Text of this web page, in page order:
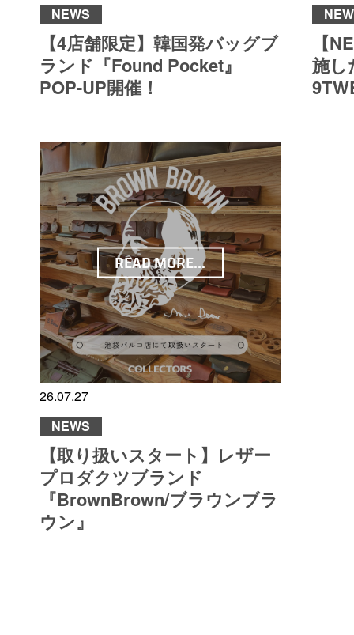
NEWS
【4店舗限定】韓国発バッグブ
ランド『Found Pocket』
POP-UP開催！
【
施し
READ MORE...
26.07.27
NEWS
【取り扱いスタート】レザー
プロダクツブランド
『BrownBrown/ブラウンブラ
ウン』